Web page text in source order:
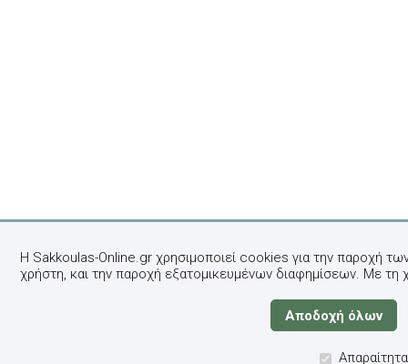
Η Sakkoulas-Online.gr χρησιμοποιεί cookies για την παροχή
χρήστη, και την παροχή εξατομικευμένων διαφημίσεων. Με